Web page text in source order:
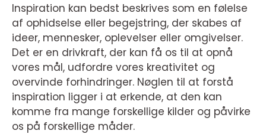
Inspiration kan bedst beskrives som en følelse
af ophidselse eller begejstring, der skabes af
ideer, mennesker, oplevelser eller omgivelser.
Det er en drivkraft, der kan få os til at opnå
vores mål, udfordre vores kreativitet og
overvinde forhindringer. Nøglen til at forstå
inspiration ligger i at erkende, at den kan
komme fra mange forskellige kilder og påvirke
os på forskellige måder.